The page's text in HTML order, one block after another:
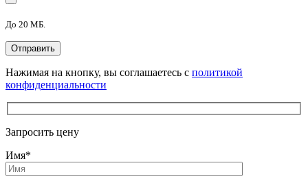
До 20 МБ.
Нажимая на кнопку, вы соглашаетесь с политикой
конфиденциальности
Запросить цену
Имя*